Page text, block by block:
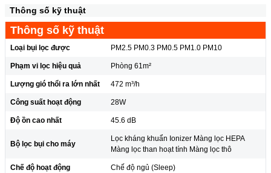
Thông số kỹ thuật
Thông số kỹ thuật
Loại bụi lọc được PM2.5 PM0.3 PM0.5 PM1.0 PM10
Phạm vi lọc hiệu quả Phòng 61m²
Lượng gió thổi ra lớn nhất 472 m³/h
Công suất hoạt động 28W
Độ ồn cao nhất 45.6 dB
Bộ lọc bụi cho máy
Lọc kháng khuẩn Ionizer Màng lọc HEPA
Màng lọc than hoạt tính Màng lọc thô
Chế độ hoạt động Chế độ ngủ (Sleep)